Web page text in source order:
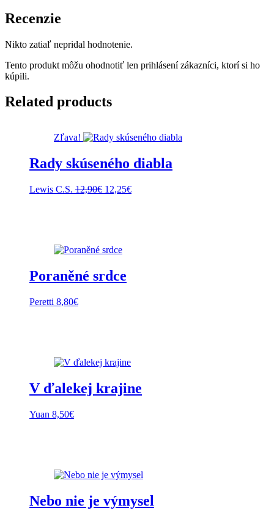
Recenzie
Nikto zatiaľ nepridal hodnotenie.
Tento produkt môžu ohodnotiť len prihlásení zákazníci, ktorí si ho
kúpili.
Related products
Zľava!
Rady skúseného diabla
Lewis C.S. 12,90€ Pôvodná
12,25€Aktuálna
Poraněné srdce
Peretti 8,80€
V ďalekej krajine
Yuan 8,50€
Nebo nie je výmysel